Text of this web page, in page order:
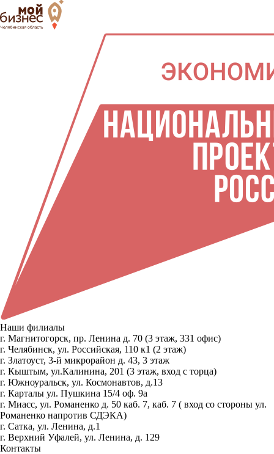
Наши филиалы
г. Магнитогорск, пр. Ленина д. 70 (3 этаж, 331 офис)
г. Челябинск, ул. Российская, 110 к1 (2 этаж)
г. Златоуст, 3-й микрорайон д. 43, 3 этаж
г. Кыштым, ул.Калинина, 201 (3 этаж, вход с торца)
г. Южноуральск, ул. Космонавтов, д.13
г. Карталы ул. Пушкина 15/4 оф. 9а
г. Миасс, ул. Романенко д. 50 каб. 7, каб. 7 ( вход со стороны ул.
Романенко напротив СДЭКА)
г. Сатка, ул. Ленина, д.1
г. Верхний Уфалей, ул. Ленина, д. 129
Контакты